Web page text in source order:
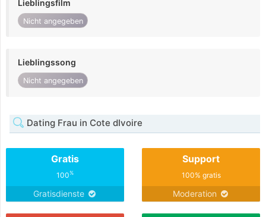
Lieblingsfilm
Nicht angegeben
Lieblingssong
Nicht angegeben
Dating Frau in Cote dIvoire
Gratis
100%
Gratisdienste
Support
100% gratis
Moderation